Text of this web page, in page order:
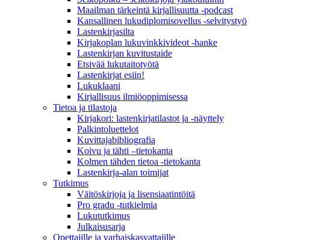
Maailman tärkeintä kirjallisuutta -podcast
Kansallinen lukudiplomisovellus -selvitystyö
Lastenkirjasilta
Kirjakoplan lukuvinkkivideot -hanke
Lastenkirjan kuvitustaide
Etsivää lukutaitotyötä
Lastenkirjat esiin!
Lukuklaani
Kirjallisuus ilmiöoppimisessa
Tietoa ja tilastoja
Kirjakori: lastenkirjatilastot ja -näyttely
Palkintoluettelot
Kuvittaja­bibliografia
Koivu ja tähti –tietokanta
Kolmen tähden tietoa -tietokanta
Lastenkirja-alan toimijat
Tutkimus
Väitöskirjoja ja lisensiaatintöitä
Pro gradu -tutkielmia
Lukututkimus
Julkaisusarja
Opettajille ja varhaiskasvattajille